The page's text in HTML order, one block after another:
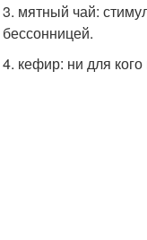
3. мятный чай:
бессонницей.
4. кефир: ни для